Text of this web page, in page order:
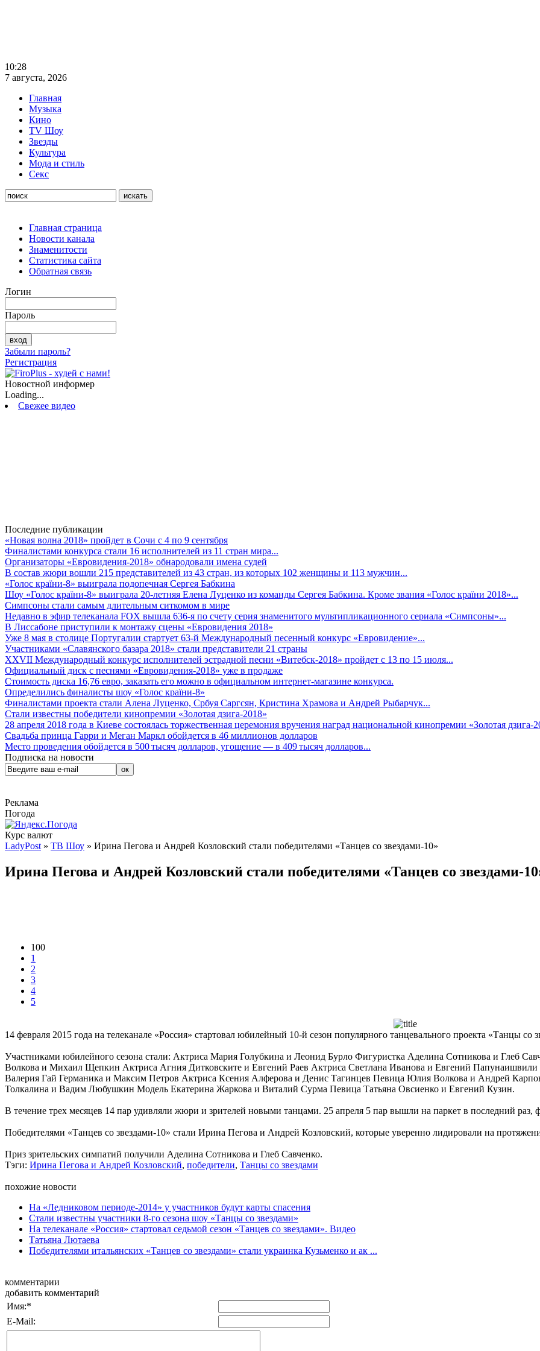
10:28
7 августа, 2026
Главная
Музыка
Кино
TV Шоу
Звезды
Культура
Мода и стиль
Секс
Главная страница
Новости канала
Знаменитости
Статистика сайта
Обратная связь
Логин
Пароль
Забыли пароль?
Регистрация
Новостной информер
Loading...
Свежее видео
Последние публикации
«Новая волна 2018» пройдет в Сочи с 4 по 9 сентября
Финалистами конкурса стали 16 исполнителей из 11 стран мира...
Организаторы «Евровидения-2018» обнародовали имена судей
В состав жюри вошли 215 представителей из 43 стран, из которых 102 женщины и 113 мужчин...
«Голос країни-8» выиграла подопечная Сергея Бабкина
Шоу «Голос країни-8» выиграла 20-летняя Елена Луценко из команды Сергея Бабкина. Кроме звания «Голос країни 2018»...
Симпсоны стали самым длительным ситкомом в мире
Недавно в эфир телеканала FOX вышла 636-я по счету серия знаменитого мультипликационного сериала «Симпсоны»...
В Лиссабоне приступили к монтажу сцены «Евровидения 2018»
Уже 8 мая в столице Португалии стартует 63-й Международный песенный конкурс «Евровидение»...
Участниками «Славянского базара 2018» стали представители 21 страны
XXVII Международный конкурс исполнителей эстрадной песни «Витебск-2018» пройдет с 13 по 15 июля...
Официальный диск с песнями «Евровидения-2018» уже в продаже
Стоимость диска 16,76 евро, заказать его можно в официальном интернет-магазине конкурса.
Определились финалисты шоу «Голос країни-8»
Финалистами проекта стали Алена Луценко, Србуя Саргсян, Кристина Храмова и Андрей Рыбарчук...
Стали известны победители кинопремии «Золотая дзига-2018»
28 апреля 2018 года в Киеве состоялась торжественная церемония вручения наград национальной кинопремии «Золотая дзига-
Свадьба принца Гарри и Меган Маркл обойдется в 46 миллионов долларов
Место проведения обойдется в 500 тысяч долларов, угощение — в 409 тысяч долларов...
Подписка на новости
Реклама
Погода
Курс валют
LadyPost » ТВ Шоу » Ирина Пегова и Андрей Козловский стали победителями «Танцев со звездами-10»
Ирина Пегова и Андрей Козловский стали победителями «Танцев со звездами-
100
1
2
3
4
5
14 февраля 2015 года на телеканале «Россия» стартовал юбилейный 10-й сезон популярного танцевального проекта «Танцы со
Участниками юбилейного сезона стали: Актриса Мария Голубкина и Леонид Бурло Фигуристка Аделина Сотникова и Глеб
Волкова и Михаил Щепкин Актриса Агния Дитковските и Евгений Раев Актриса Cветлана Иванова и Евгений
Валерия Гай Германика и Максим Петров Актриса Ксения Алферова и Денис Тагинцев Певица Юлия Волкова и Андрей
Толкалина и Вадим Любушкин Модель Екатерина Жаркова и Виталий Сурма Певица Татьяна Овсиенко и Евгений Кузин.
В течение трех месяцев 14 пар удивляли жюри и зрителей новыми танцами. 25 апреля 5 пар вышли на паркет в последний
Победителями «Танцев со звездами-10» стали Ирина Пегова и Андрей Козловский, которые уверенно лидировали на
Приз зрительских симпатий получили Аделина Сотникова и Глеб Савченко.
Тэги: Ирина Пегова и Андрей Козловский, победители, Танцы со звездами
похожие новости
На «Ледниковом периоде-2014» у участников будут карты спасения
Стали известны участники 8-го сезона шоу «Танцы со звездами»
На телеканале «Россия» стартовал седьмой сезон «Танцев со звездами». Видео
Татьяна Лютаева
Победителями итальянских «Танцев со звездами» стали украинка Кузьменко и ак ...
комментарии
добавить комментарий
Имя:*
E-Mail: